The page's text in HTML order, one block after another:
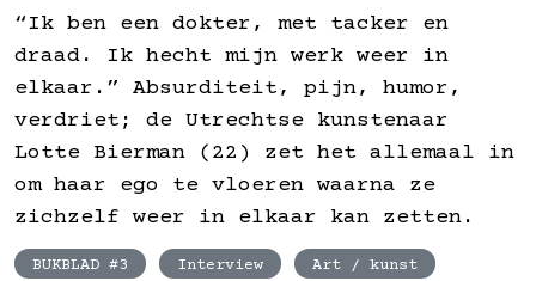
“Ik ben een dokter, met tacker en
draad. Ik hecht mijn werk weer in
elkaar.” Absurditeit, pijn, humor,
verdriet; de Utrechtse kunstenaar
Lotte Bierman (22) zet het allemaal in
om haar ego te vloeren waarna ze
zichzelf weer in elkaar kan zetten.
BUKBLAD #3 Interview Art / kunst